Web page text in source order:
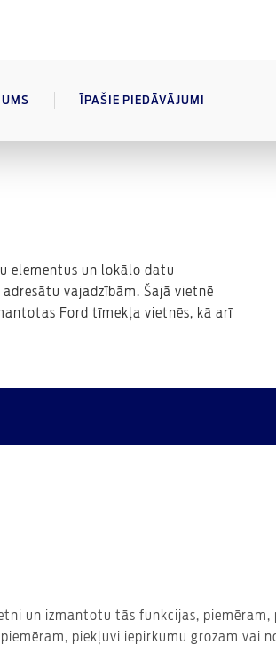
ĪPAŠIE PIEDĀVĀJUMI
elementus un lokālo datu
vajadzībām. Šajā vietnē
Ford tīmekļa vietnēs, kā arī
un izmantotu tās funkcijas,
piekļuvi iepirkumu grozam vai